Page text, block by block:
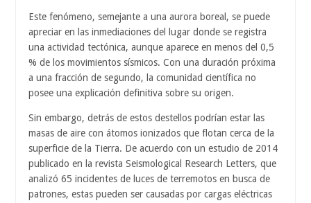
Este fenómeno, semejante a una aurora boreal, se puede
apreciar en las inmediaciones del lugar donde se registra
una actividad tectónica, aunque aparece en menos del 0,5
% de los movimientos sísmicos. Con una duración próxima
a una fracción de segundo, la comunidad científica no
posee una explicación definitiva sobre su origen.
Sin embargo, detrás de estos destellos podrían estar las
masas de aire con átomos ionizados que flotan cerca de la
superficie de la Tierra. De acuerdo con un estudio de 2014
publicado en la revista Seismological Research Letters, que
analizó 65 incidentes de luces de terremotos en busca de
patrones, estas pueden ser causadas por cargas eléctricas